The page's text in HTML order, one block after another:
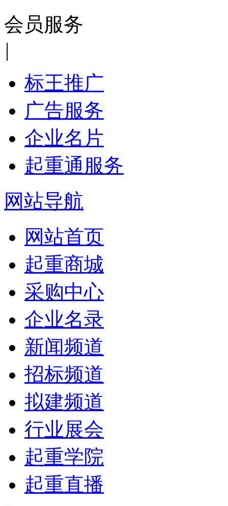
会员服务
|
标王推广
广告服务
企业名片
起重通服务
网站导航
网站首页
起重商城
采购中心
企业名录
新闻频道
招标频道
拟建频道
行业展会
起重学院
起重直播